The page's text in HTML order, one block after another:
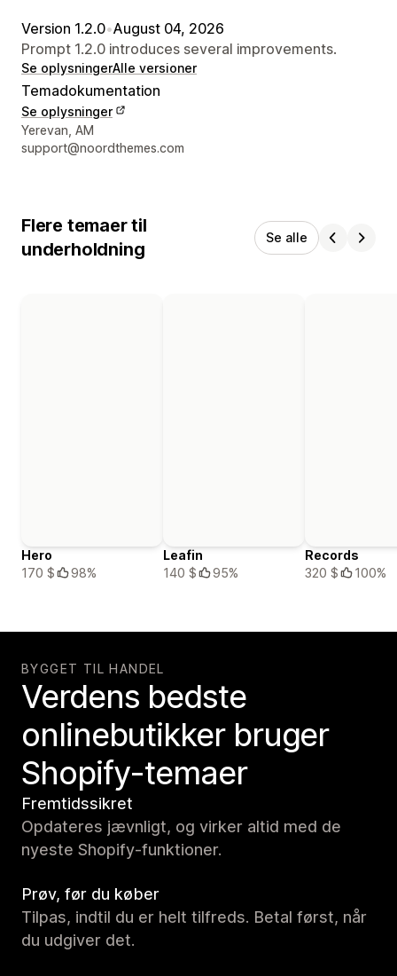
Version 1.2.0•August 04, 2026
Prompt 1.2.0 introduces several improvements.
Se oplysningerAlle versioner
Temadokumentation
Se oplysninger
Se kontaktoplysninger
Yerevan, AM
support@noordthemes.com
Flere temaer til
underholdning
Se alle
Hero
170 $
98%
Leafin
140 $
95%
Records
320 $
100%
BYGGET TIL HANDEL
Verdens bedste
onlinebutikker bruger
Shopify-temaer
Fremtidssikret
Opdateres jævnligt, og virker altid med de
nyeste Shopify-funktioner.
Prøv, før du køber
Tilpas, indtil du er helt tilfreds. Betal først, når
du udgiver det.